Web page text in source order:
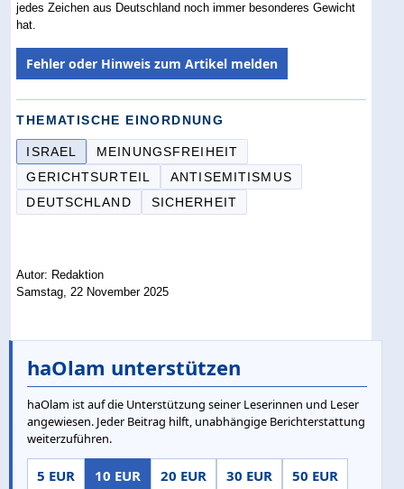
jedes Zeichen aus Deutschland noch immer besonderes Gewicht
hat.
Fehler oder Hinweis zum Artikel melden
THEMATISCHE EINORDNUNG
ISRAEL
MEINUNGSFREIHEIT
GERICHTSURTEIL
ANTISEMITISMUS
DEUTSCHLAND
SICHERHEIT
Autor: Redaktion
Samstag, 22 November 2025
haOlam unterstützen
haOlam ist auf die Unterstützung seiner Leserinnen und Leser
angewiesen. Jeder Beitrag hilft, unabhängige Berichterstattung
weiterzuführen.
5 EUR 10 EUR 20 EUR 30 EUR 50 EUR